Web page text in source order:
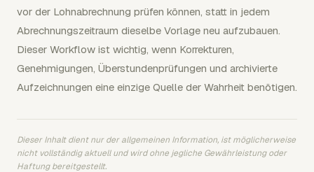
vor der Lohnabrechnung prüfen können, statt in jedem
Abrechnungszeitraum dieselbe Vorlage neu aufzubauen.
Dieser Workflow ist wichtig, wenn Korrekturen,
Genehmigungen, Überstundenprüfungen und archivierte
Aufzeichnungen eine einzige Quelle der Wahrheit benötigen.
Dieser Inhalt dient nur der allgemeinen Information, ist möglicherweise
nicht vollständig aktuell und wird ohne jegliche Gewährleistung oder
Haftung bereitgestellt.